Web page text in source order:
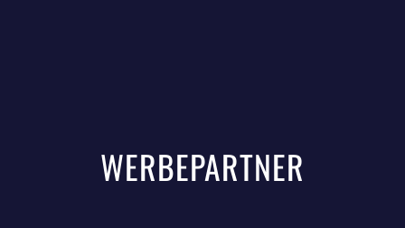
WERBEPARTNER